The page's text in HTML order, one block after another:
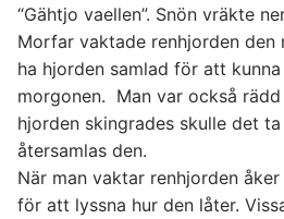
“Gähtjo vaellen”. Snön vräkte
Morfar vaktade renhjorden den
ha hjorden samlad för att
morgonen. Man var också
hjorden skingrades skulle det
återsamlas den.
När man vaktar renhjorden
för att lyssna hur den låter.